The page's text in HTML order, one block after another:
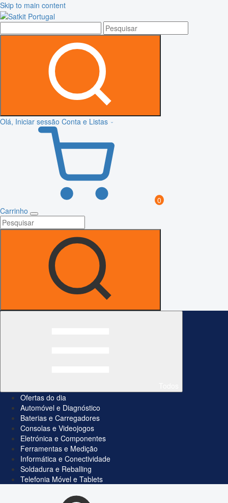
Skip to main content
Olá, Iniciar sessão Conta e Listas
0
Carrinho
Ofertas do dia
Automóvel e Diagnóstico
Baterias e Carregadores
Consolas e Videojogos
Eletrónica e Componentes
Ferramentas e Medição
Informática e Conectividade
Soldadura e Reballing
Telefonia Móvel e Tablets